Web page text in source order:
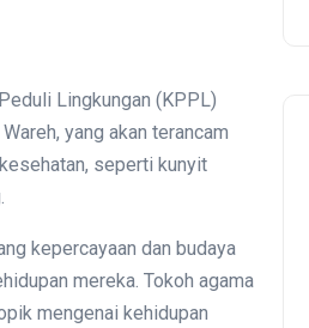
Lingkungan (KPPL)
yang akan terancam
seperti kunyit
kepercayaan dan budaya
mereka. Tokoh agama
mengenai kehidupan